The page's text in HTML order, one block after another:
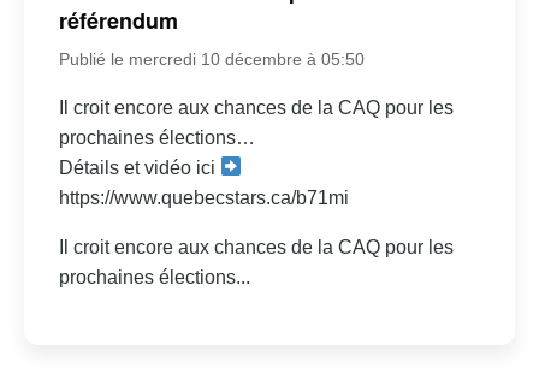
référendum
Publié le mercredi 10 décembre à 05:50
Il croit encore aux chances de la CAQ pour les
prochaines élections…
Détails et vidéo ici
https://www.quebecstars.ca/b71mi
Il croit encore aux chances de la CAQ pour les
prochaines élections...